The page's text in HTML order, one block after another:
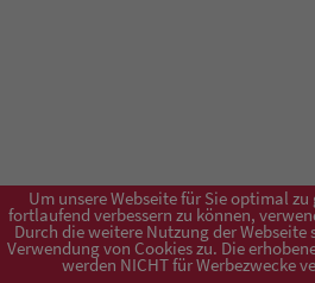
Um unsere Webseite für Sie optimal
fortlaufend verbessern zu können,
Durch die weitere Nutzung der Webseite
Verwendung von Cookies zu. Die
werden NICHT für Werbezwecke
Impressum AGB